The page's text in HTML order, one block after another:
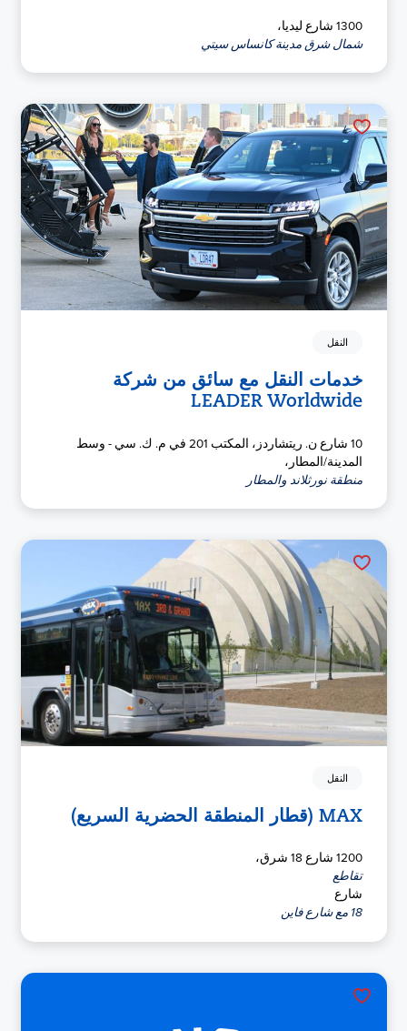
1300 شارع ليديا،
شمال شرق مدينة كانساس سيتي
النقل
خدمات النقل مع سائق من شركة
LEADER Worldwide
10 شارع ن. ريتشاردز، المكتب 201 في م. ك. سي - وسط
المدينة/المطار،
منطقة نورثلاند والمطار
النقل
MAX (قطار المنطقة الحضرية السريع)
1200 شارع 18 شرق،
تقاطع
شارع
18 مع شارع فاين